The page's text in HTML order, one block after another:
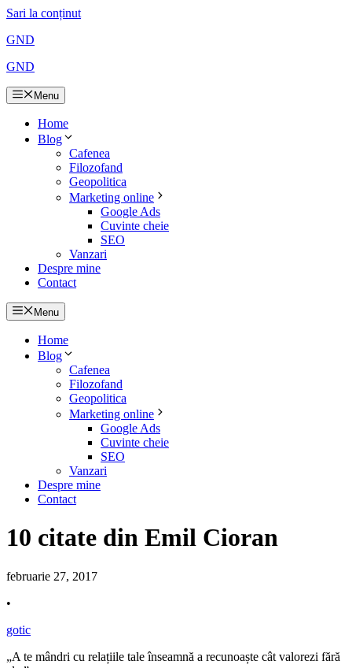
Sari la conținut
GND
GND
Menu
Home
Blog
Cafenea
Filozofand
Geopolitica
Marketing online
Google Ads
Cuvinte cheie
SEO
Vanzari
Despre mine
Contact
Menu
Home
Blog
Cafenea
Filozofand
Geopolitica
Marketing online
Google Ads
Cuvinte cheie
SEO
Vanzari
Despre mine
Contact
10 citate din Emil Cioran
februarie 27, 2017
•
gotic
„A te mândri cu relațiile tale înseamnă a recunoaște cât valorezi fără